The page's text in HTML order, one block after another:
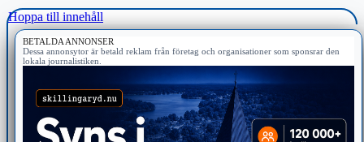
Hoppa till innehåll
BETALDA ANNONSER
Dessa annonsytor är betald reklam från företag och organisationer som sponsrar den
lokala journalistiken.